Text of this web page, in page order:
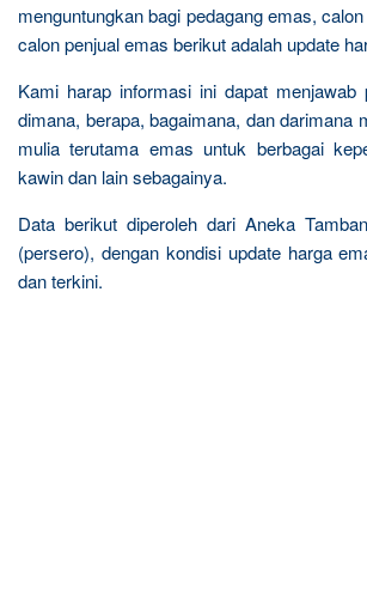
menguntungkan bagi pedagang emas,
calon penjual emas berikut adalah update
Kami harap informasi ini dapat menjawab
dimana, berapa, bagaimana, dan darimana
mulia terutama emas untuk berbagai
kawin dan lain sebagainya.
Data berikut diperoleh dari Aneka
(persero), dengan kondisi update harga
dan terkini.